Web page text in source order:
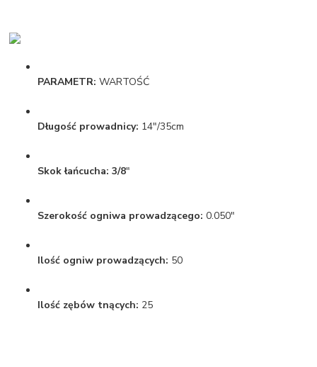
PARAMETR: WARTOŚĆ
Długość prowadnicy: 14"/35cm
Skok łańcucha: 3/8"
Szerokość ogniwa prowadzącego: 0.050"
Ilość ogniw prowadzących: 50
Ilość zębów tnących: 25